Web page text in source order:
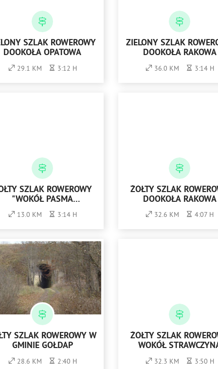
SZLAK ROWEROWY
DOOKOŁA OPATOWA
29.1 KM 3:12 H
ZIELONY SZLAK
DOOKOŁA RAKOWA
36.0 KM 3:14 H
SZLAK ROWEROWY
"WOKÓŁ PASMA
MASŁOWSKIEGO"
13.0 KM 3:14 H
ŻÓŁTY SZLAK
DOOKOŁA RAKOWA
32.6 KM 4:07 H
SZLAK ROWEROWY W
GMINIE GOŁDAP
28.6 KM 2:40 H
ŻÓŁTY SZLAK
WOKÓŁ
32.3 KM 3:50 H